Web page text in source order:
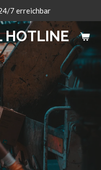
HOTLINE
7 erreichbar